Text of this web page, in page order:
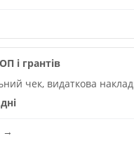
і грантів
чек, видаткова
→